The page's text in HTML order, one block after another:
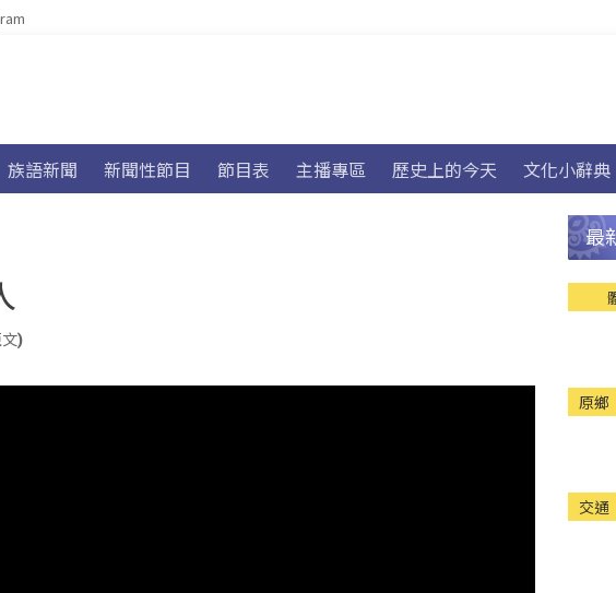
族語新聞 新聞性節目 節目表 主播專區 歷史上的今天 文化小辭典
)
最
原鄉
交通